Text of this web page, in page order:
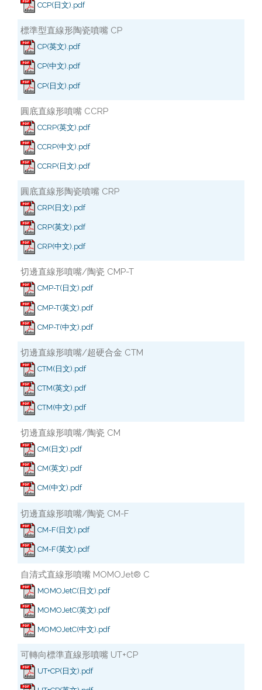
CCP(日文).pdf
標準型直線形陶瓷噴嘴 CP
CP(英文).pdf
CP(中文).pdf
CP(日文).pdf
圓底直線形噴嘴 CCRP
CCRP(英文).pdf
CCRP(中文).pdf
CCRP(日文).pdf
圓底直線形陶瓷噴嘴 CRP
CRP(日文).pdf
CRP(英文).pdf
CRP(中文).pdf
切邊直線形噴嘴/陶瓷 CMP-T
CMP-T(日文).pdf
CMP-T(英文).pdf
CMP-T(中文).pdf
切邊直線形噴嘴/超硬合金 CTM
CTM(日文).pdf
CTM(英文).pdf
CTM(中文).pdf
切邊直線形噴嘴/陶瓷 CM
CM(日文).pdf
CM(英文).pdf
CM(中文).pdf
切邊直線形噴嘴/陶瓷 CM-F
CM-F(日文).pdf
CM-F(英文).pdf
自清式直線形噴嘴 MOMOJet® C
MOMOJetC(日文).pdf
MOMOJetC(英文).pdf
MOMOJetC(中文).pdf
可轉向標準直線形噴嘴 UT+CP
UT+CP(日文).pdf